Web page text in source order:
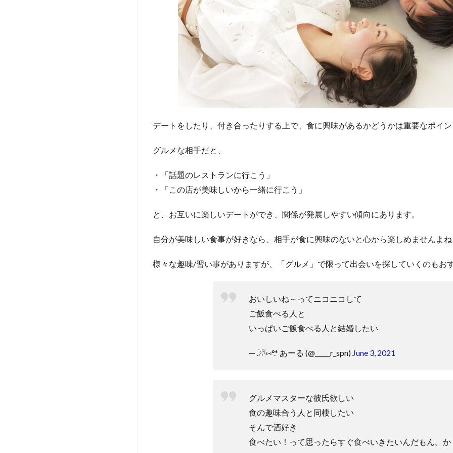
デートをしたり、付き合ったりする上で、食に興味があるかどうかは重要なポイ
グルメな相手だと、
・「話題のレストランに行こう」
・「この店が美味しいから一緒に行こう」
と、お互いに楽しいデートができ、関係が発展しやすい傾向にあります。
自分が美味しい食事が好きなら、相手が食に興味のないと心から楽しめませんよ
様々な趣味/習い事がありますが、「グルメ」で限って出会いを探していくのもお
おいしいね～ってニコニコして
ご飯食べる人と
いっぱいご飯食べる人と結婚したい
— .☃︎⑅°.* あーる (@_____r_spn) June 3, 2021
グルメマスターな彼氏欲しい
食の趣味合う人と同棲したい
そんで酒好き
食べたい！って思ったらすぐ食べいきたいんだもん。か